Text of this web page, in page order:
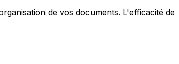
de vos documents. L'efficacité de